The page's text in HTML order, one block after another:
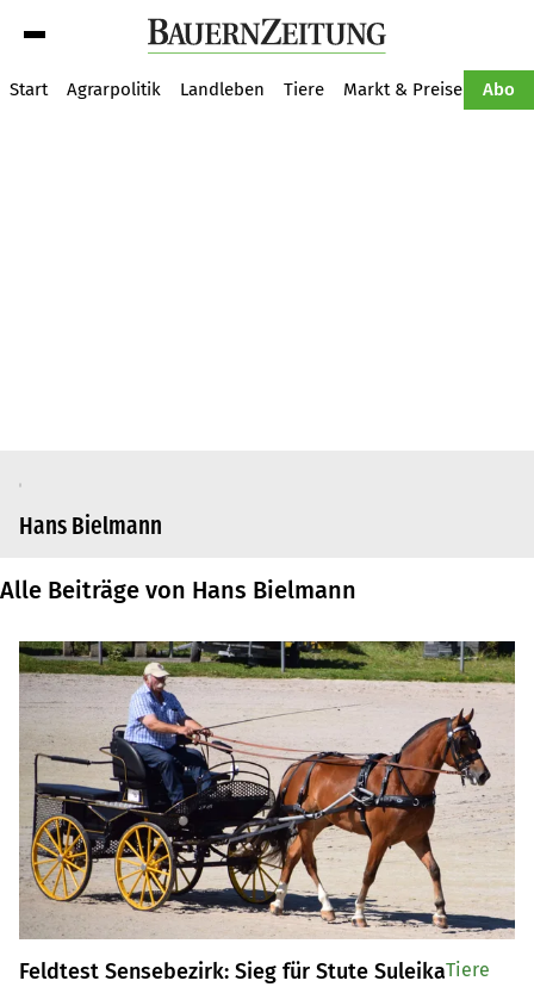
Start Agrarpolitik Landleben Tiere Markt & Preise Abo
Hans Bielmann
Alle Beiträge von Hans Bielmann
Feldtest Sensebezirk: Sieg für Stute SuleikaTiere